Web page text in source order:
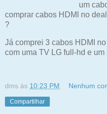
um
comprar cabos HDMI no
?
Já comprei 3 cabos HDMI
com uma TV LG full-hd e um
dms às 10:23 PM Nenhum
Compartilhar